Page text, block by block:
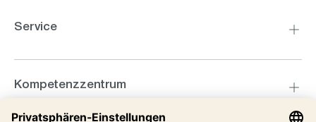
Service
Kompetenzzentrum